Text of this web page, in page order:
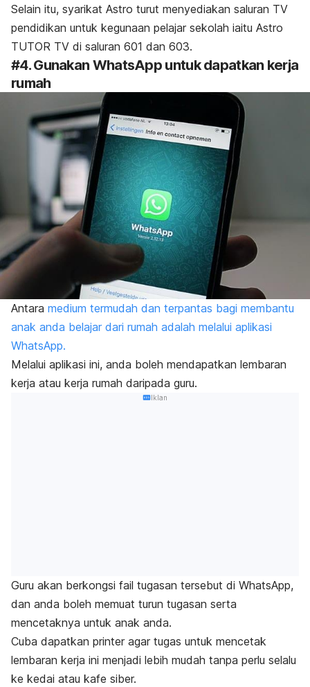
Selain itu, syarikat Astro turut menyediakan saluran TV
pendidikan untuk kegunaan pelajar sekolah iaitu Astro
TUTOR TV di saluran 601 dan 603.
#4. Gunakan WhatsApp untuk dapatkan kerja
rumah
Antara medium termudah dan terpantas bagi membantu
anak anda belajar dari rumah adalah melalui aplikasi
WhatsApp.
Melalui aplikasi ini, anda boleh mendapatkan lembaran
kerja atau kerja rumah daripada guru.
Iklan
Guru akan berkongsi fail tugasan tersebut di WhatsApp,
dan anda boleh memuat turun tugasan serta
mencetaknya untuk anak anda.
Cuba dapatkan printer agar tugas untuk mencetak
lembaran kerja ini menjadi lebih mudah tanpa perlu selalu
ke kedai atau kafe siber.